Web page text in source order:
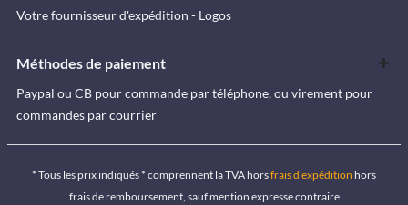
Votre fournisseur d'expédition - Logos
Méthodes de paiement
Paypal ou CB pour commande par téléphone, ou virement pour
commandes par courrier
* Tous les prix indiqués * comprennent la TVA horsfrais d'expédition hors
frais de remboursement, sauf mention expresse contraire